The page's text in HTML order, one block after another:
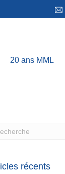
20 ans MML
récents